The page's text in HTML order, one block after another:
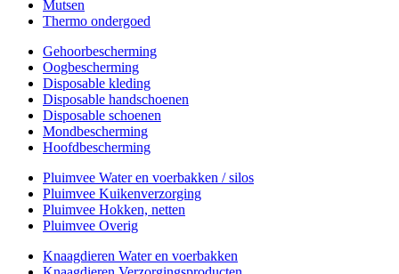
Mutsen
Thermo ondergoed
Gehoorbescherming
Oogbescherming
Disposable kleding
Disposable handschoenen
Disposable schoenen
Mondbescherming
Hoofdbescherming
Pluimvee Water en voerbakken / silos
Pluimvee Kuikenverzorging
Pluimvee Hokken, netten
Pluimvee Overig
Knaagdieren Water en voerbakken